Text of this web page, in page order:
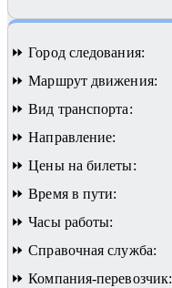
⏩ Город следования:
⏩ Маршрут движения:
⏩ Вид транспорта:
⏩ Направление:
⏩ Цены на билеты:
⏩ Время в пути:
⏩ Часы работы:
⏩ Справочная служба:
⏩ Компания-перевозчик: